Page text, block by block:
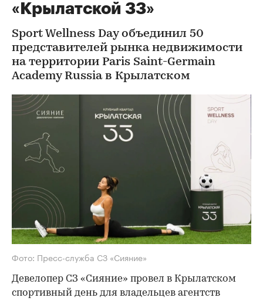
«Крылатской 33»
Sport Wellness Day объединил 50
представителей рынка недвижимости
на территории Paris Saint-Germain
Academy Russia в Крылатском
Фото: Пресс-служба СЗ «Сияние»
Девелопер СЗ «Сияние» провел в Крылатском
спортивный день для владельцев агентств